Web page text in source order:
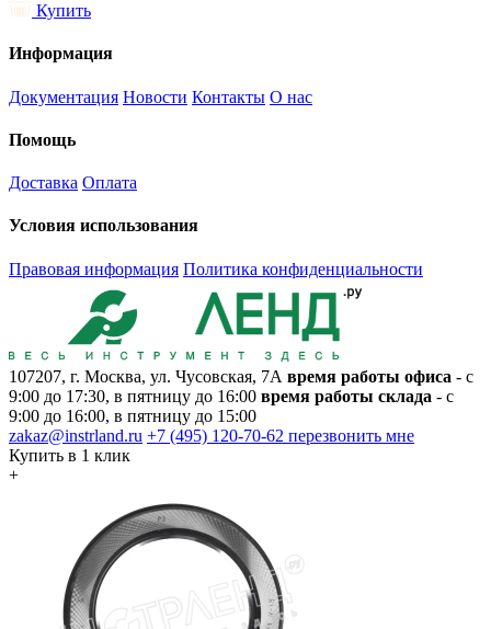
Купить
Информация
Документация Новости Контакты О нас
Помощь
Доставка Оплата
Условия использования
Правовая информация Политика конфиденциальности
107207, г. Москва, ул. Чусовская, 7А время работы офиса - с
9:00 до 17:30, в пятницу до 16:00 время работы склада - с
9:00 до 16:00, в пятницу до 15:00
zakaz@instrland.ru +7 (495) 120-70-62 перезвонить мне
Купить в 1 клик
+